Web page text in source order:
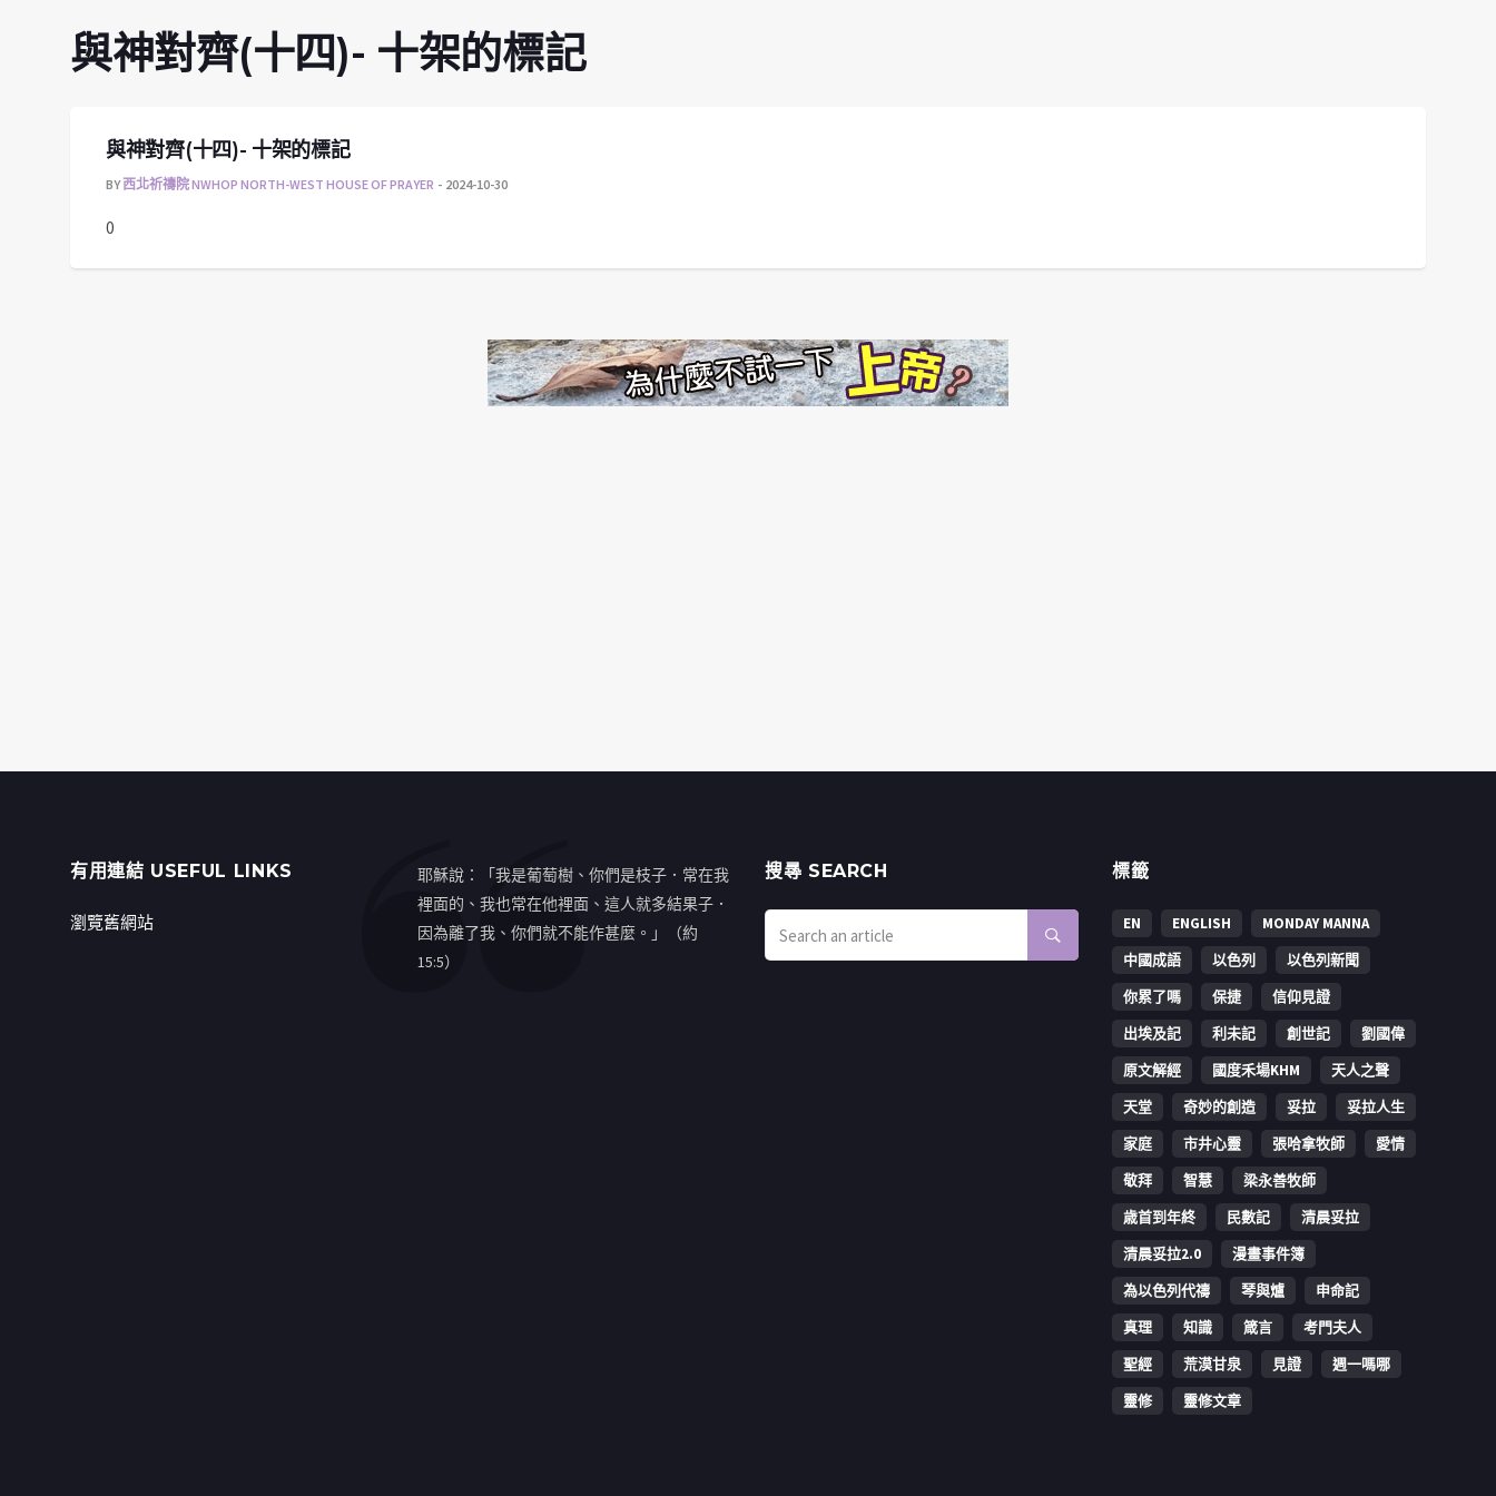
與神對齊(十四)- 十架的標記
與神對齊(十四)- 十架的標記
BY西北祈禱院 NWHOP NORTH-WEST HOUSE OF PRAYER 2024-10-30
0
有用連結 USEFUL LINKS
瀏覽舊網站
耶穌說：「我是葡萄樹、你們是枝子．常在我
裡面的、我也常在他裡面、這人就多結果子．
因為離了我、你們就不能作甚麼。」（約
15:5）
搜㝷 SEARCH 標籤
EN ENGLISH
MONDAY MANNA
中國成語
以色列
以色列新聞
你累了嗎
保捷
信仰見證
出埃及記
利未記 創世記
劉國偉
原文解經
國度禾場KHM
天人之聲
天堂
奇妙的創造 妥拉
妥拉人生
家庭
市井心靈 張哈拿牧師
愛情
敬拜
智慧
梁永善牧師
歳首到年終
民數記
清晨妥拉
清晨妥拉2.0
漫畫事件簿
為以色列代禱
琴與爐
申命記
真理
知識 箴言
考門夫人
聖經
荒漠甘泉 見證
週一嗎哪
靈修
靈修文章